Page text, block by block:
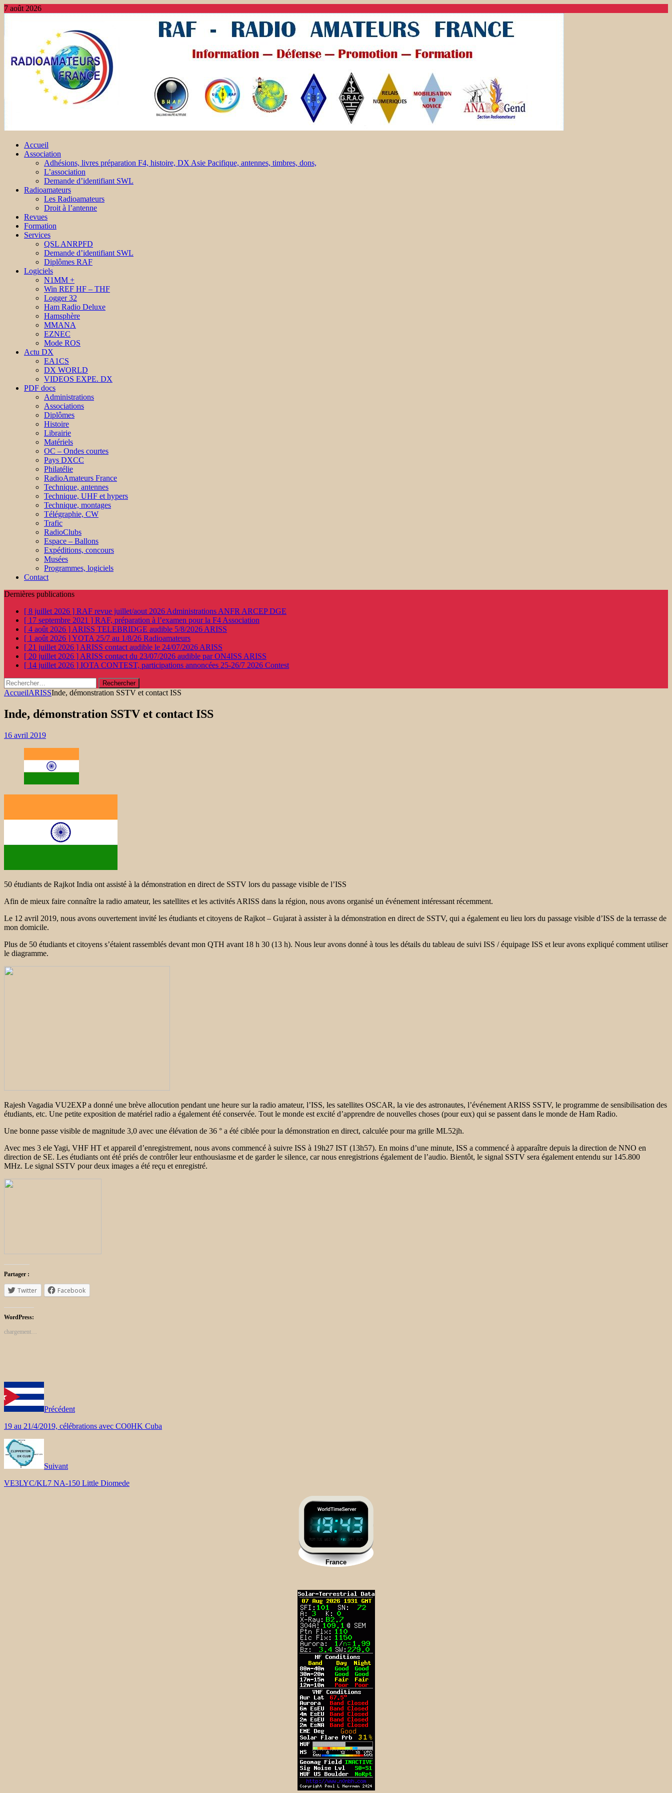
7 août 2026
Accueil
Association
Adhésions, livres préparation F4, histoire, DX Asie Pacifique, antennes, timbres, dons,
L’association
Demande d’identifiant SWL
Radioamateurs
Les Radioamateurs
Droit à l’antenne
Revues
Formation
Services
QSL ANRPFD
Demande d’identifiant SWL
Diplômes RAF
Logiciels
N1MM +
Win REF HF – THF
Logger 32
Ham Radio Deluxe
Hamsphère
MMANA
EZNEC
Mode ROS
Actu DX
EA1CS
DX WORLD
VIDEOS EXPE. DX
PDF docs
Administrations
Associations
Diplômes
Histoire
Librairie
Matériels
OC – Ondes courtes
Pays DXCC
Philatélie
RadioAmateurs France
Technique, antennes
Technique, UHF et hypers
Technique, montages
Télégraphie, CW
Trafic
RadioClubs
Espace – Ballons
Expéditions, concours
Musées
Programmes, logiciels
Contact
Dernières publications
[ 8 juillet 2026 ] RAF revue juillet/aout 2026 Administrations ANFR ARCEP DGE
[ 17 septembre 2021 ] RAF, préparation à l’examen pour la F4 Association
[ 4 août 2026 ] ARISS TELEBRIDGE audible 5/8/2026 ARISS
[ 1 août 2026 ]YOTA 25/7 au 1/8/26 Radioamateurs
[ 21 juillet 2026 ] ARISS contact audible le 24/07/2026 ARISS
[ 20 juillet 2026 ] ARISS contact du 23/07/2026 audible par ON4ISS ARISS
[ 14 juillet 2026 ] IOTA CONTEST, participations annoncées 25-26/7 2026 Contest
Rechercher :
AccueilARISSInde, démonstration SSTV et contact ISS
Inde, démonstration SSTV et contact ISS
16 avril 2019
50 étudiants de Rajkot India ont assisté à la démonstration en direct de SSTV lors du passage visible de l’ISS
Afin de mieux faire connaître la radio amateur, les satellites et les activités ARISS dans la région, nous avons organisé un événement intéressant récemment.
Le 12 avril 2019, nous avons ouvertement invité les étudiants et citoyens de Rajkot – Gujarat à assister à la démonstration en direct de SSTV, qui a également eu lieu lors du passage visible d’ISS de la terrasse de
mon domicile.
Plus de 50 étudiants et citoyens s’étaient rassemblés devant mon QTH avant 18 h 30 (13 h). Nous leur avons donné à tous les détails du tableau de suivi ISS / équipage ISS et leur avons expliqué comment utiliser
le diagramme.
Rajesh Vagadia VU2EXP a donné une brève allocution pendant une heure sur la radio amateur, l’ISS, les satellites OSCAR, la vie des astronautes, l’événement ARISS SSTV, le programme de sensibilisation des
étudiants, etc. Une petite exposition de matériel radio a également été conservée. Tout le monde est excité d’apprendre de nouvelles choses (pour eux) qui se passent dans le monde de Ham Radio.
Une bonne passe visible de magnitude 3,0 avec une élévation de 36 ° a été ciblée pour la démonstration en direct, calculée pour ma grille ML52jh.
Avec mes 3 ele Yagi, VHF HT et appareil d’enregistrement, nous avons commencé à suivre ISS à 19h27 IST (13h57). En moins d’une minute, ISS a commencé à apparaître depuis la direction de NNO en
direction de SE. Les étudiants ont été priés de contrôler leur enthousiasme et de garder le silence, car nous enregistrions également de l’audio. Bientôt, le signal SSTV sera également entendu sur 145.800
MHz. Le signal SSTV pour deux images a été reçu et enregistré.
Partager :
Twitter Facebook
WordPress:
chargement…
Précédent
19 au 21/4/2019, célébrations avec CO0HK Cuba
Suivant
VE3LYC/KL7 NA-150 Little Diomede